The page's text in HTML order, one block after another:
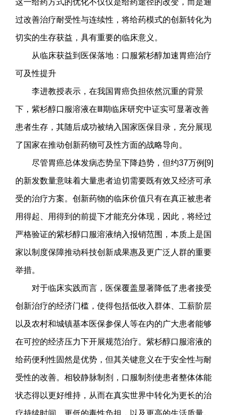
过改善治疗耐受性与连续性，将给药模式的创新转化为
切实的生存获益，具有重要的临床意义。
从临床获益到医保落地：口服紫杉醇加速胃癌治疗
可及性提升
李进教授表示，在我国胃癌负担依然沉重的背景
下，紫杉醇口服溶液在Ⅲ期临床研究中证实可显著改善
患者生存，其随后成功被纳入国家医保目录，充分展现
了国家在推动创新药物可及性方面的战略导向。
尽管胃癌总体发病态势呈下降趋势，但约37万例[9]
的新发数量意味着大量患者迫切需要既有效又经济可承
受的治疗方案。创新药物的临床价值只有在真正被患者
用得起、用得到的前提下才能充分体现，因此，将经过
严格验证的紫杉醇口服溶液纳入报销范围，本质上是国
家以制度保障推动科技创新成果惠及更广泛人群的重要
举措。
对于临床实践而言，医保覆盖显著降低了患者接受
创新治疗的经济门槛，使得包括低收入群体、工薪阶层
以及农村和城镇基本医保参保人等在内的广大患者能够
在可控的经济压力下开展规范治疗。紫杉醇口服溶液的
给药便利性固然是优势，但其关键意义在于安全性与耐
受性的改善。相较静脉制剂，口服制剂使患者整体体能
状态得以更好维持，从而在真实世界中转化为更长的治
疗持续时间、更低的毒性负担，以及更高的生活质量。